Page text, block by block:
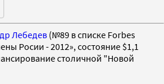
Лебедев (№89 в списке Forbes
Росии - 2012», состояние $1,1
столичной "Новой